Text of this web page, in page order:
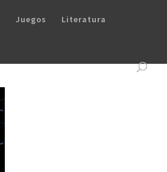
Juegos Literatura